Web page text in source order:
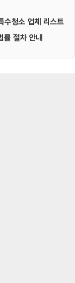
수청소 업체 리스트
률 절차 안내